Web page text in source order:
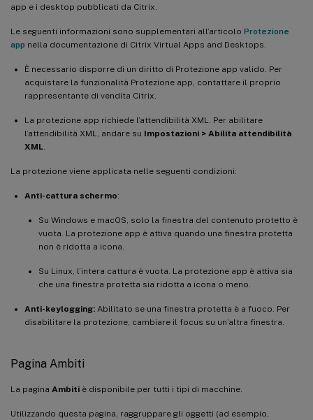
app e i desktop pubblicati da Citrix.
Le seguenti informazioni sono supplementari all’articolo Protezione
app nella documentazione di Citrix Virtual Apps and Desktops.
È necessario disporre di un diritto di Protezione app valido. Per
acquistare la funzionalità Protezione app, contattare il proprio
rappresentante di vendita Citrix.
La protezione app richiede l’attendibilità XML. Per abilitare
l’attendibilità XML, andare su Impostazioni > Abilita attendibilità
XML.
La protezione viene applicata nelle seguenti condizioni:
Anti-cattura schermo:
Su Windows e macOS, solo la finestra del contenuto protetto è
vuota. La protezione app è attiva quando una finestra protetta
non è ridotta a icona.
Su Linux, l’intera cattura è vuota. La protezione app è attiva sia
che una finestra protetta sia ridotta a icona o meno.
Anti-keylogging: Abilitato se una finestra protetta è a fuoco. Per
disabilitare la protezione, cambiare il focus su un’altra finestra.
Pagina Ambiti
La pagina Ambiti è disponibile per tutti i tipi di macchine.
Utilizzando questa pagina, raggruppare gli oggetti (ad esempio,